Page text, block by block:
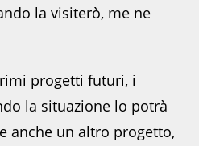
la visiterò, me ne
progetti futuri, i
la situazione lo potrà
anche un altro progetto,